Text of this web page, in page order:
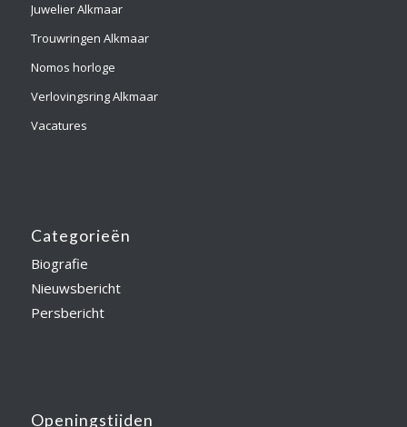
Juwelier Alkmaar
Trouwringen Alkmaar
Nomos horloge
Verlovingsring Alkmaar
Vacatures
Categorieën
Biografie
Nieuwsbericht
Persbericht
Openingstijden